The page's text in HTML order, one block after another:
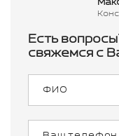
Есть
свяжемся с